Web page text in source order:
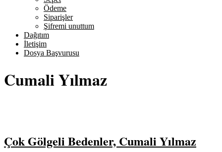
Ödeme
Siparişler
Şifremi unuttum
Dağıtım
İletişim
Dosya Başvurusu
Cumali Yılmaz
Çok Gölgeli Bedenler, Cumali Yılmaz